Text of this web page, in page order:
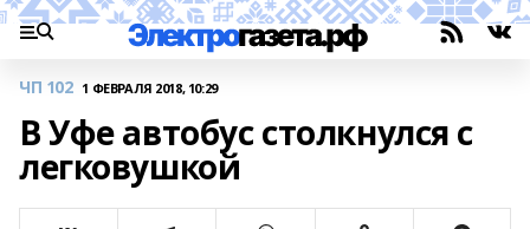
ЧП 102 1 ФЕВРАЛЯ 2018, 10:29
В Уфе автобус столкнулся с
легковушкой